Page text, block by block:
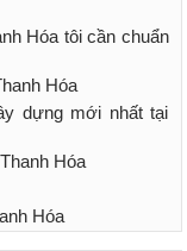
Hóa tôi cần chuẩn
Hóa
dựng mới nhất tại
Hóa
Hóa